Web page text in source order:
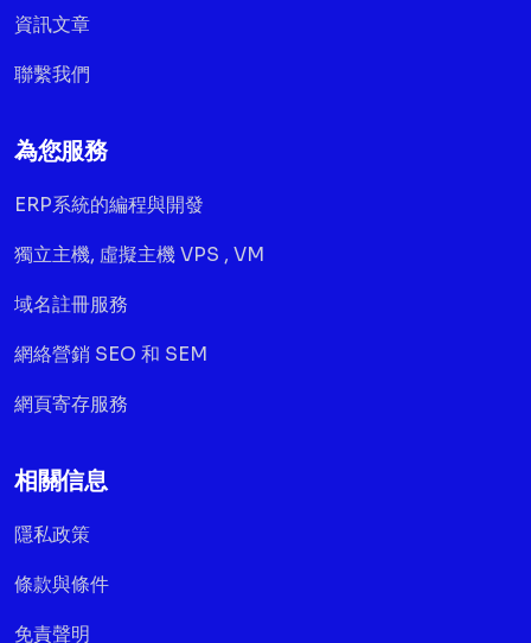
資訊文章
聯繫我們
為您服務
ERP系統的編程與開發
獨立主機, 虛擬主機 VPS , VM
域名註冊服務
網絡營銷 SEO 和 SEM
網頁寄存服務
相關信息
隱私政策
條款與條件
免責聲明